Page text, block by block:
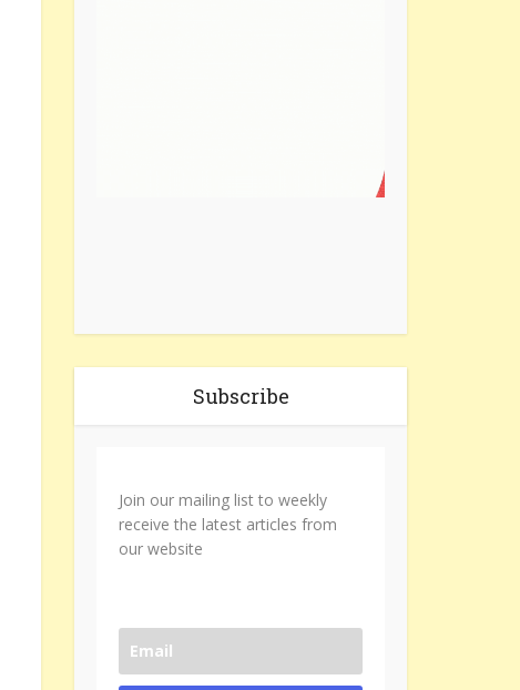
Subscribe
Join our mailing list to weekly
receive the latest articles from
our website